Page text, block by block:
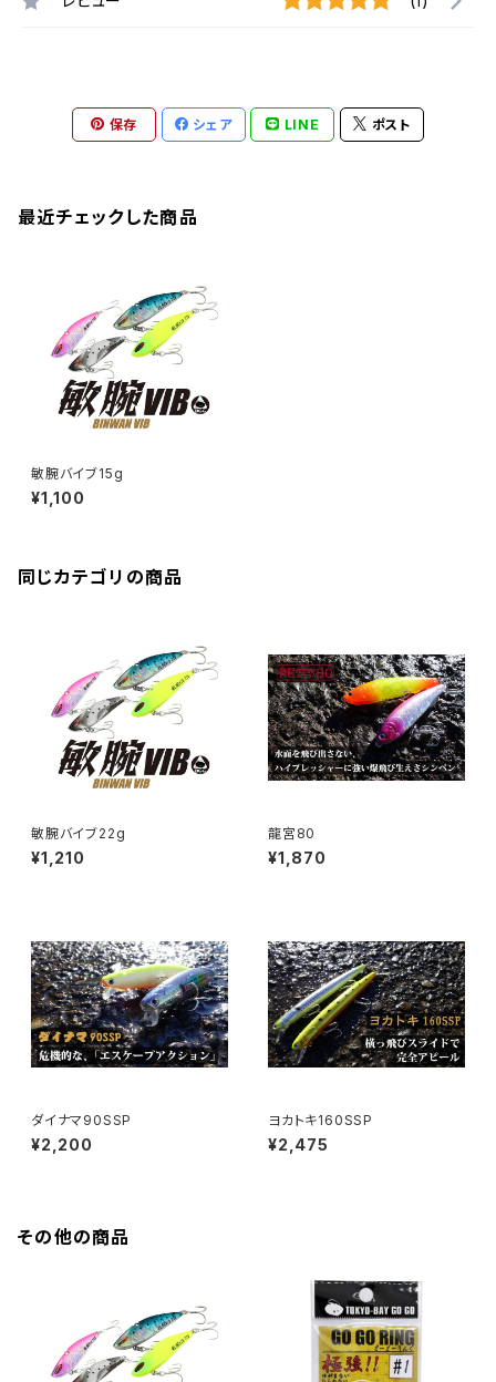
保存 シェア LINE ポスト
最近チェックした商品
敏腕バイブ15g
¥1,100
同じカテゴリの商品
敏腕バイブ22g
¥1,210
龍宮80
¥1,870
ダイナマ90SSP
¥2,200
ヨカトキ160SSP
¥2,475
その他の商品